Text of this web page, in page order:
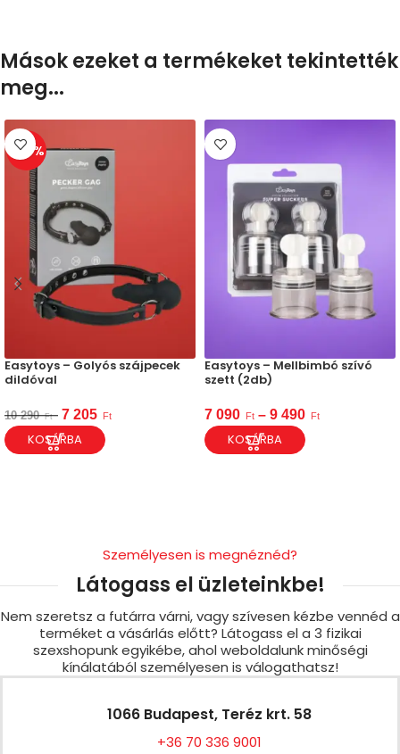
Mások ezeket a termékeket tekintették
meg...
-30%
Easytoys – Golyós szájpecek
dildóval
10 290 Ft 7 205 Ft
KOSÁRBA
Easytoys – Mellbimbó szívó
szett (2db)
7 090 Ft – 9 490 Ft
KOSÁRBA
Személyesen is megnéznéd?
Látogass el üzleteinkbe!
Nem szeretsz a futárra várni, vagy szívesen kézbe vennéd a
terméket a vásárlás előtt? Látogass el a 3 fizikai
szexshopunk egyikébe, ahol weboldalunk minőségi
kínálatából személyesen is válogathatsz!
1066 Budapest, Teréz krt. 58
+36 70 336 9001